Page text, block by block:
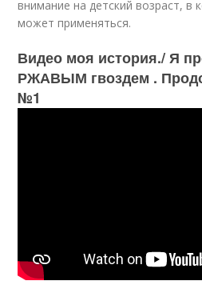
внимание на детский возраст, в
может применяться.
Видео моя история./ Я
РЖАВЫМ гвоздем .
№1